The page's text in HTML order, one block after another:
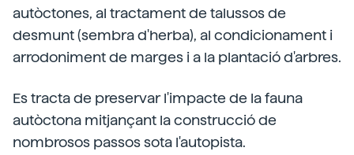
autòctones, al tractament de talussos de
desmunt (sembra d'herba), al condicionament i
arrodoniment de marges i a la plantació d'arbres.
Es tracta de preservar l'impacte de la fauna
autòctona mitjançant la construcció de
nombrosos passos sota l'autopista.